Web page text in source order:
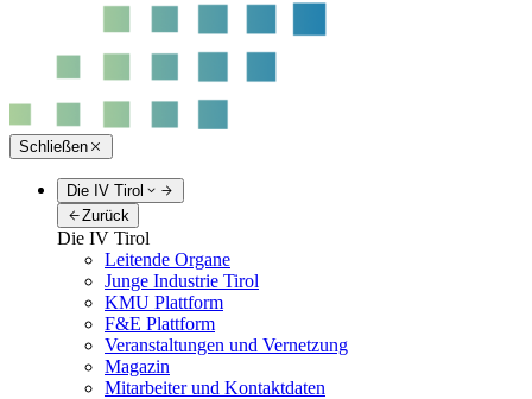
Schließen
Die IV Tirol
Zurück
Die IV Tirol
Leitende Organe
Junge Industrie Tirol
KMU Plattform
F&E Plattform
Veranstaltungen und Vernetzung
Magazin
Mitarbeiter und Kontaktdaten